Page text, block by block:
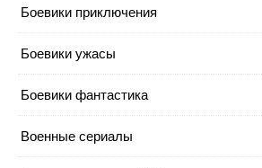
Боевики приключения
Боевики ужасы
Боевики фантастика
Военные сериалы